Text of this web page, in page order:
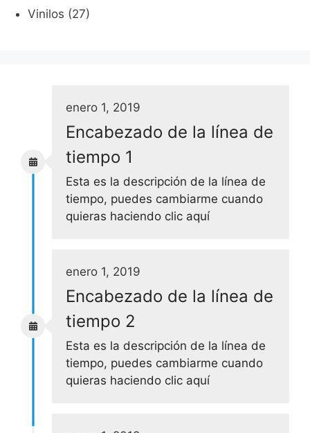
Vinilos (27)
enero 1, 2019
Encabezado de la línea de
tiempo 1
Esta es la descripción de la línea de
tiempo, puedes cambiarme cuando
quieras haciendo clic aquí
enero 1, 2019
Encabezado de la línea de
tiempo 2
Esta es la descripción de la línea de
tiempo, puedes cambiarme cuando
quieras haciendo clic aquí